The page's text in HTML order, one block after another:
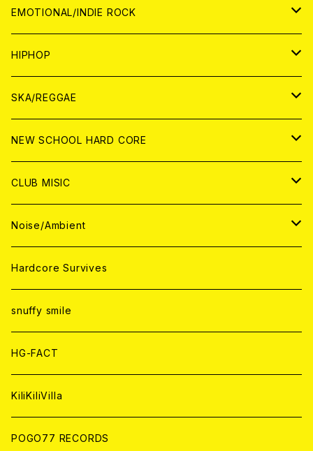
ANALOG
ANALOG
CD
ANALOG
CD
ANALOG
WORLD
CD
ANALOG
JAPAN
CD
ANALOG
WORLD
ANALOG
CD
EMOTIONAL/INDIE ROCK
JAPAN
CD
ANALOG
WORLD
CD
ANALOG
HIPHOP
JAPAN
CD
ANALOG
WORLD
CD
ANALOG
SKA/REGGAE
JAPAN
CD
ANALOG
WORLD
CD
ANALOG
NEW SCHOOL HARD CORE
JAPAN
CD
ANALOG
WORLD
CD
ANALOG
CLUB MISIC
JAPAN
CD
ANALOG
WORLD
CD
ANALOG
Noise/Ambient
JAPAN
CD
ANALOG
WORLD
CD
ANALOG
Hardcore Survives
snuffy smile
HG-FACT
KiliKiliVilla
POGO77 RECORDS